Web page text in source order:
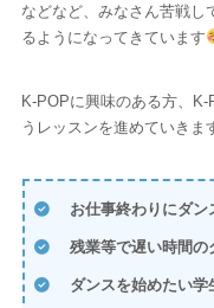
などなど、みなさん苦戦し
るようになってきています
K-POPに興味のある方、
うレッスンを進めていきま
お仕事終わりにダン
残業等で遅い時間
ダンスを始めたい